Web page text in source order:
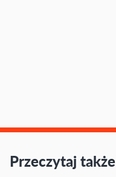
Przeczytaj także